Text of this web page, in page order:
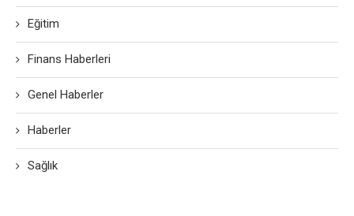
Eğitim
Finans Haberleri
Genel Haberler
Haberler
Sağlık